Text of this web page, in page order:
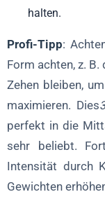
halten.
Profi-Tipp:
Form achten, z.
Zehen bleiben,
maximieren. Dies
perfekt in die
sehr beliebt.
Intensität durch
Gewichten